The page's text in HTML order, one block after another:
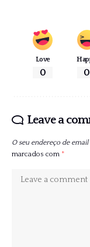
Love
0 0
Leave a
O seu endereço de
marcados com *